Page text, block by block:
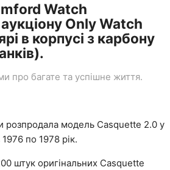
Watch
Only Watch
в корпусі з карбону
про багате та успішне життя.
розпродала модель Casquette 2.0 у
по 1978 рік.
штук оригінальних Casquette